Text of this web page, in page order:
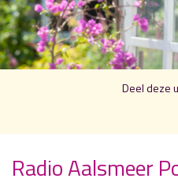
Vorig uur uur 1
Inklappen
Deel deze
Radio Aalsmeer